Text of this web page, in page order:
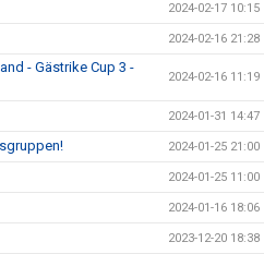
2024-02-17 10:15
2024-02-16 21:28
- Gästrike Cup 3 -
2024-02-16 11:19
2024-01-31 14:47
2024-01-25 21:00
2024-01-25 11:00
2024-01-16 18:06
2023-12-20 18:38